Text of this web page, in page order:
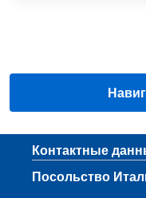
Нижний
Контактные
Посольство